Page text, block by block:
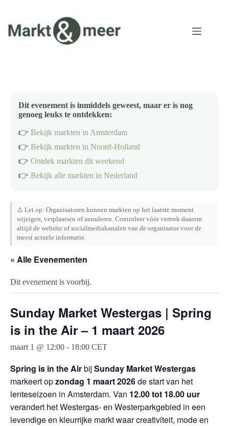
inhoud
Dit evenement is inmiddels geweest, maar er is nog
genoeg leuks te ontdekken:
👉 Bekijk markten in Amsterdam
👉 Bekijk markten in Noord-Holland
👉 Ontdek markten dit weekend
👉 Bekijk alle markten in Nederland
⚠️ Let op: Organisatoren kunnen markten op het laatste moment
wijzigen, verplaatsen of annuleren. Controleer vóór vertrek daarom
altijd de website of socialmediakanalen van de organisator voor de
meest actuele informatie.
« Alle Evenementen
Dit evenement is voorbij.
Sunday Market Westergas | Spring
is in the Air – 1 maart 2026
maart 1 @ 12:00 - 18:00 CET
Spring is in the AirbijSunday Market Westergas
markeert opzondag 1 maart 2026de start van het
lenteseizoen in Amsterdam. Van 12.00 tot 18.00 uur
verandert het Westergas- en Westerparkgebied in een
levendige en kleurrijke markt waar creativiteit, mode en